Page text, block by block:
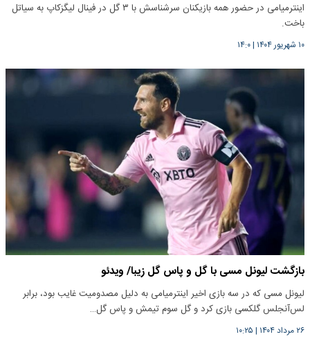
اینترمیامی در حضور همه بازیکنان سرشناسش با ۳ گل در فینال لیگزکاپ به سیاتل
باخت.
۱۰ شهریور ۱۴۰۴ |۱۴:۰
بازگشت لیونل مسی با گل و پاس گل زیبا/ ویدئو
لیونل مسی که در سه بازی اخیر اینترمیامی به دلیل مصدومیت غایب بود، برابر
لس‌آنجلس گلکسی بازی کرد و گل سوم تیمش و پاس گل…
۲۶ مرداد ۱۴۰۴ | ۱۰:۲۵